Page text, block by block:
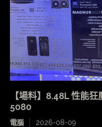
【場料】8.48L 性能
5080
電腦 2026-08-09